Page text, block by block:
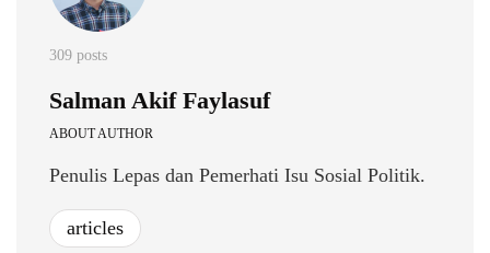
309 posts
Salman Akif Faylasuf
ABOUT AUTHOR
Penulis Lepas dan Pemerhati Isu Sosial Politik.
articles